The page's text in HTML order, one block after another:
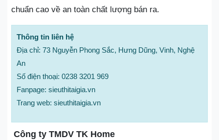
chuẩn cao về an toàn chất lượng bán ra.
Thông tin liên hệ
Địa chỉ: 73 Nguyễn Phong Sắc, Hưng Dũng, Vinh, Nghệ
An
Số điện thoại: 0238 3201 969
Fanpage: sieuthitaigia.vn
Trang web: sieuthitaigia.vn
Công ty TMDV TK Home